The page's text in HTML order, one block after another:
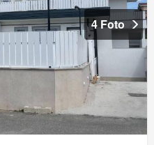
4 Foto